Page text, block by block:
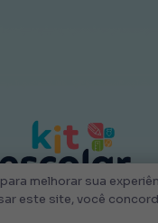
Kit Escolar São Paulo.
melhorar sua
este site, você